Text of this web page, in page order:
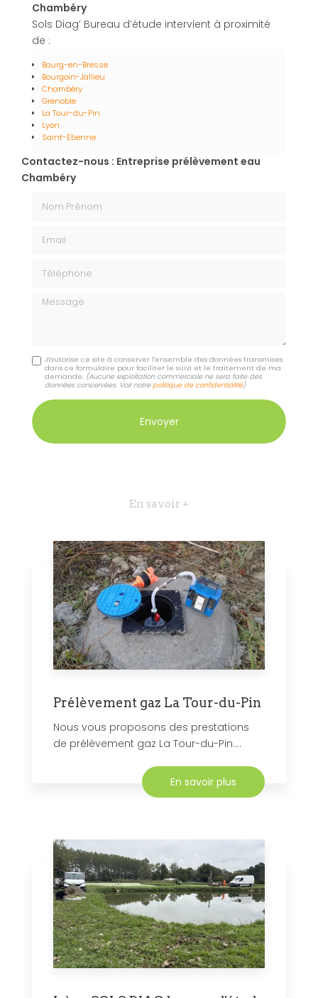
Chambéry
Sols Diag’ Bureau d’étude intervient à proximité
de :
Bourg-en-Bresse
Bourgoin-Jallieu
Chambéry
Grenoble
La Tour-du-Pin
Lyon
Saint-Etienne
Contactez-nous : Entreprise prélèvement eau
Chambéry
Nom Prénom
Téléphone
Message
J'autorise ce site à conserver l'ensemble des données transmises
dans ce formulaire pour faciliter le suivi et le traitement de ma
demande. (Aucune exploitation commerciale ne sera faite des
données concervées. Voir notrepolitique de confidentialité)
En savoir +
Prélèvement gaz La Tour-du-Pin
Nous vous proposons des prestations
de prélèvement gaz La Tour-du-Pin....
En savoir plus